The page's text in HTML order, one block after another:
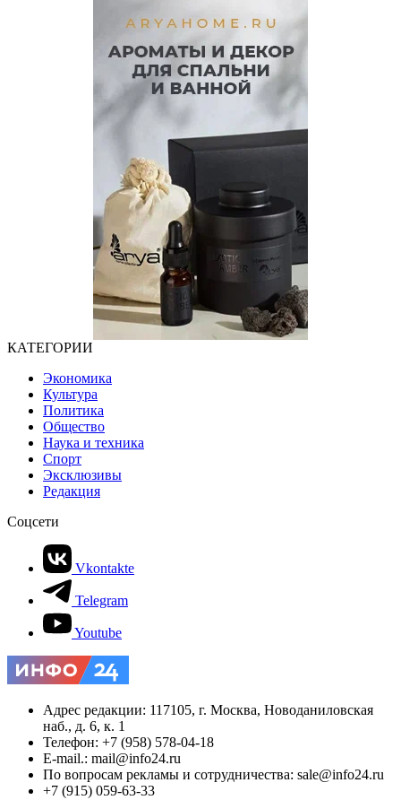
КАТЕГОРИИ
Экономика
Культура
Политика
Общество
Наука и техника
Спорт
Эксклюзивы
Редакция
Соцсети
Vkontakte
Telegram
Youtube
Адрес редакции: 117105, г. Москва, Новоданиловская
наб., д. 6, к. 1
Телефон: +7 (958) 578-04-18
E-mail.: mail@info24.ru
По вопросам рекламы и сотрудничества: sale@info24.ru
+7 (915) 059-63-33